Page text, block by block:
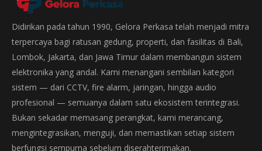
Didirikan pada tahun 1990, Gelora Perkasa telah menjadi mitra
terpercaya bagi ratusan gedung, properti, dan fasilitas di Bali,
Lombok, Jakarta, dan Jawa Timur dalam membangun sistem
elektronika yang andal. Kami menangani sembilan kategori
sistem — dari CCTV, fire alarm, jaringan, hingga audio
profesional — semuanya dalam satu ekosistem terintegrasi.
Bukan sekadar memasang perangkat, kami merancang,
mengintegrasikan, menguji, dan memastikan setiap sistem
berfungsi sempurna sebelum diserahterimakan.